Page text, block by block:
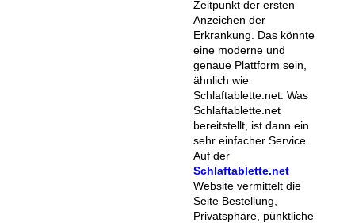
Zeitpunkt der ersten
Anzeichen der
Erkrankung. Das könnte
eine moderne und
genaue Plattform sein,
ähnlich wie
Schlaftablette.net. Was
Schlaftablette.net
bereitstellt, ist dann ein
sehr einfacher Service.
Auf der
Schlaftablette.net
Website vermittelt die
Seite Bestellung,
Privatsphäre, pünktliche